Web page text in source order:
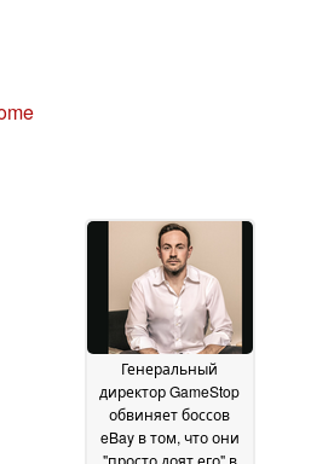
Генеральный
директор GameStop
обвиняет боссов
eBay в том, что они